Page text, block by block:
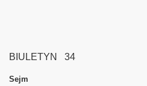
BIULETYN 34
Sejm